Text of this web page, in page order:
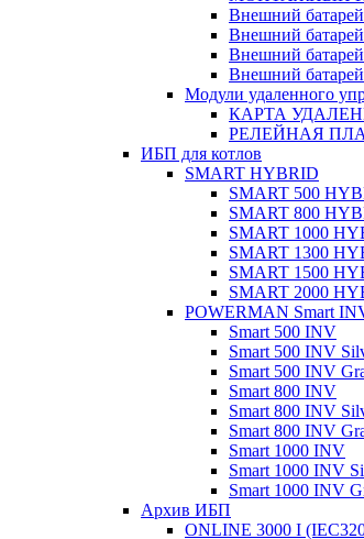
Внешний
Внешний
Внешний
Внешний
Модули удаленного
КАРТА
РЕЛЕЙНАЯ
ИБП для котлов
SMART HYBRID
SMART 500
SMART 800
SMART 1000
SMART 1300
SMART 1500
SMART 2000
POWERMAN Smart
Smart 500 INV
Smart 500 INV
Smart 500 INV
Smart 800 INV
Smart 800 INV
Smart 800 INV
Smart 1000 INV
Smart 1000 INV
Smart 1000 INV
Архив ИБП
ONLINE 3000 I